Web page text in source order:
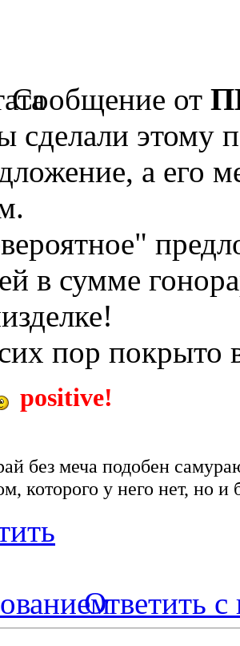
Сообщение от
сделали этому
а его
в сумме
пор покрыто
positive!
без меча подобен
которого у него нет, но и
Ответить с